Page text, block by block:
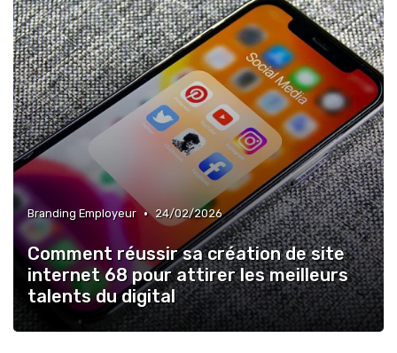
Branding Employeur • 24/02/2026
Comment réussir sa création de site
internet 68 pour attirer les meilleurs
talents du digital